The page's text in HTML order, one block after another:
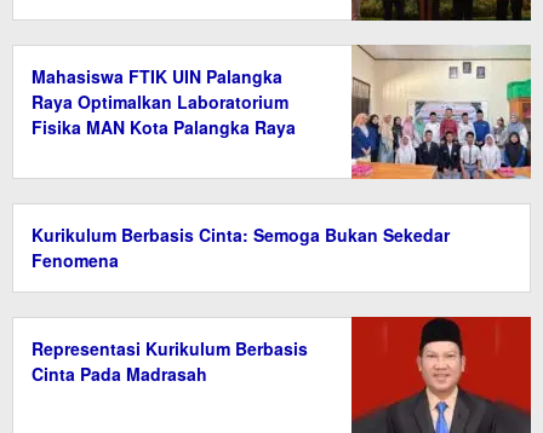
Mahasiswa FTIK UIN Palangka
Raya Optimalkan Laboratorium
Fisika MAN Kota Palangka Raya
Kurikulum Berbasis Cinta: Semoga Bukan Sekedar
Fenomena
Representasi Kurikulum Berbasis
Cinta Pada Madrasah